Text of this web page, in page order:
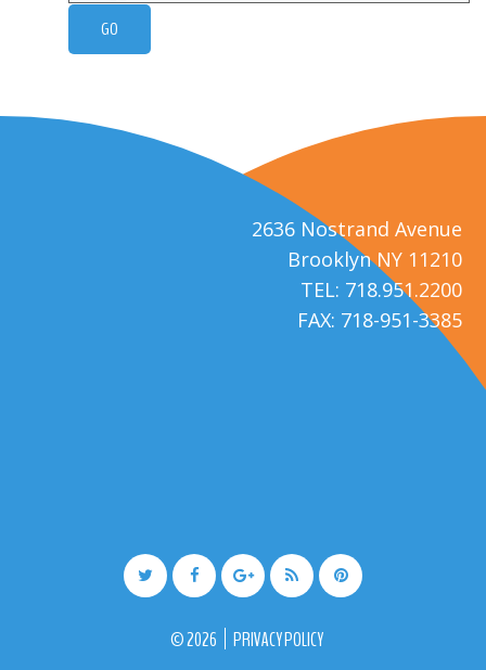
2636 Nostrand Avenue
Brooklyn NY 11210
TEL: 718.951.2200
FAX: 718-951-3385
©2026 PRIVACY POLICY